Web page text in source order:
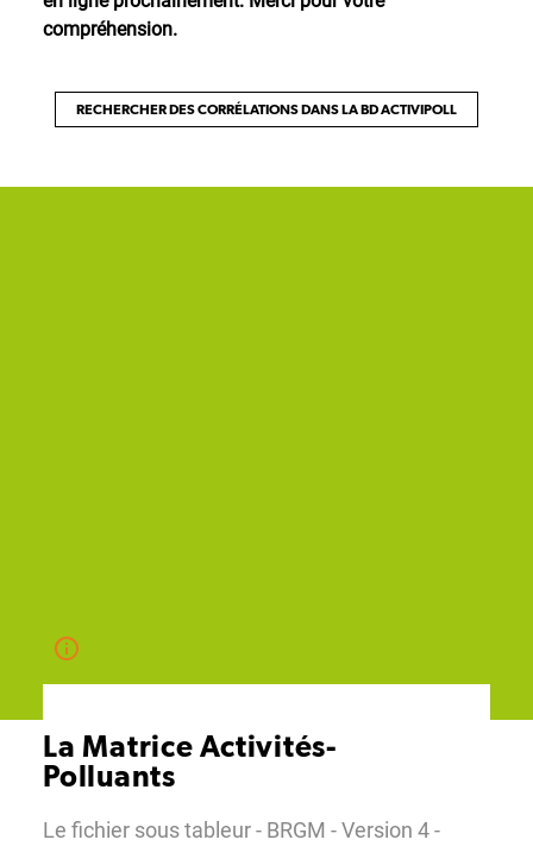
compréhension.
RECHERCHER DES CORRÉLATIONS DANS LA BD ACTIVIPOLL
La Matrice Activités-
Polluants
Le fichier sous tableur - BRGM - Version 4 -